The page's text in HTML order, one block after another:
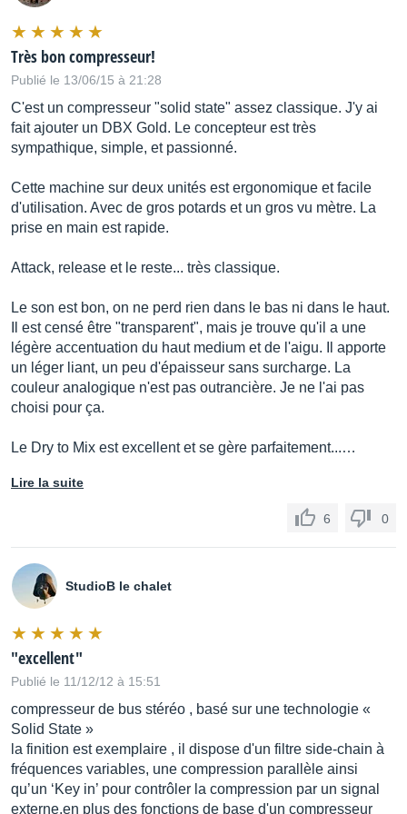
- Output gain : 0 à 15dB
- Side chain filter : Off, 60Hz, 90Hz, 130Hz, 200Hz et 300Hz
(filtre coupe-bas à 6dB/oct)
- Dry to Mix : injection du signal non compressé en parallèle
du signal traité – de Off à +5dB (/ niveau nominal)
- Impédance de sortie : 100Ω (symétriques)
- Niveau de bruit de fond : <83dBu (RMS, non-pondéré,
Très bon compresseur!
Publié le 13/06/15 à 21:28
C'est un compresseur "solid state" assez classique. J'y ai
fait ajouter un DBX Gold. Le concepteur est très
sympathique, simple, et passionné.
Cette machine sur deux unités est ergonomique et facile
d'utilisation. Avec de gros potards et un gros vu mètre. La
prise en main est rapide.
Attack, release et le reste... très classique.
Le son est bon, on ne perd rien dans le bas ni dans le haut.
Il est censé être "transparent", mais je trouve qu'il a une
légère accentuation du haut medium et de l'aigu. Il apporte
un léger liant, un peu d'épaisseur sans surcharge. La
couleur analogique n'est pas outrancière. Je ne l'ai pas
choisi pour ça.
Le Dry to Mix est excellent et se gère parfaitement...…
Lire la suite
6 0
StudioB le chalet
"excellent"
Publié le 11/12/12 à 15:51
compresseur de bus stéréo , basé sur une technologie «
Solid State »
la finition est exemplaire , il dispose d'un filtre side-chain à
fréquences variables, une compression parallèle ainsi
qu’un ‘Key in’ pour contrôler la compression par un signal
externe.en plus des fonctions de base d'un compresseur